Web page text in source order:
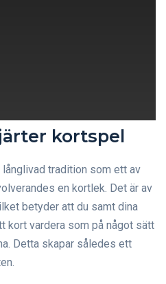
kortspel
tradition som ett av
en kortlek. Det är av
betyder att du samt dina
kort vardera som på något sätt
Detta skapar således ett